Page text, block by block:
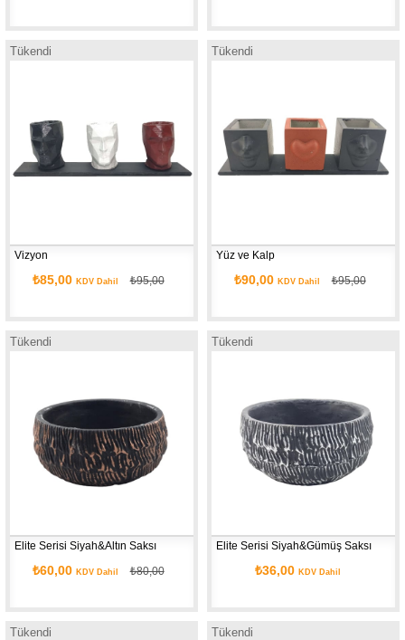
Tükendi
Vizyon
₺85,00 KDV Dahil ₺95,00
Tükendi
Yüz ve Kalp
₺90,00 KDV Dahil ₺95,00
Tükendi
Elite Serisi Siyah&Altın Saksı
₺60,00 KDV Dahil ₺80,00
Tükendi
Elite Serisi Siyah&Gümüş Saksı
₺36,00 KDV Dahil
Tükendi Tükendi